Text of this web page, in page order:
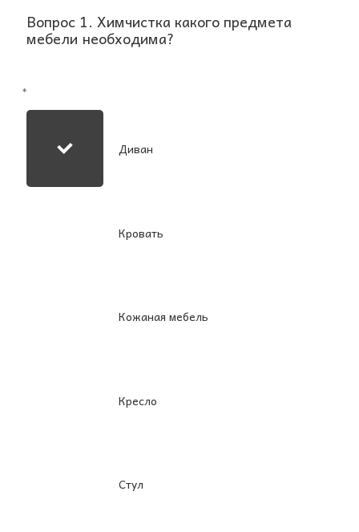
Вопрос 1. Химчистка какого предмета
мебели необходима?
*
Диван
Кровать
Кожаная мебель
Кресло
Стул